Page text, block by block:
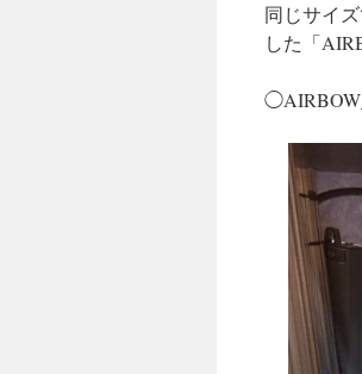
同じサイ
した「